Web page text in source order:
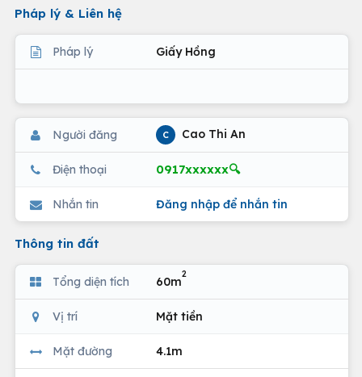
Pháp lý & Liên hệ
Pháp lý Giấy Hồng
Người đăng C Cao Thi An
Điện thoại 0917xxxxxx🔍
Nhắn tin Đăng nhập để nhắn tin
Thông tin đất
Tổng diện tích 60m
2
Vị trí Mặt tiền
Mặt đường 4.1m